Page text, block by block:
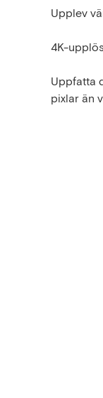
Upplev
4K-
Uppfatta
pixlar än